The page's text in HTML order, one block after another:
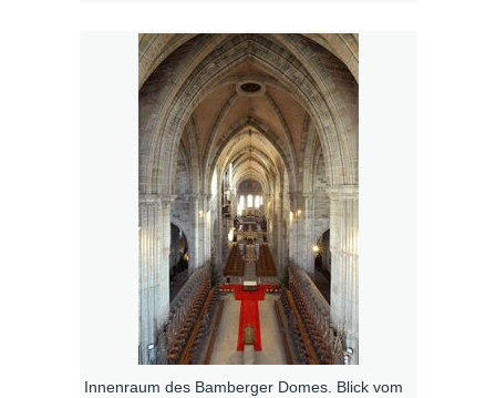
Innenraum des Bamberger Domes. Blick vom